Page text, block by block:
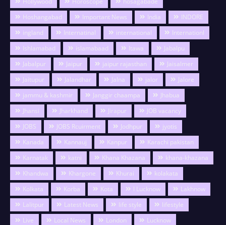
Hoshangabad
Important News India
INDORE
ingland
Internatinal international
Internationl
Ishlamabad
islamabaad Itawa
Jabalpu
Jabalpur
Jaipur jaipur rajasthan
Jaisalmer
Jaitupur
Jalandhar Jalna jalor
Jalore
jammu & kashmir
Janggir chaampa
Jhabua
Jhansi
Jharkhand Jirapur
JOB vacancy
JOBS
JOBS Rcuirment Jodhpur
jyotis
Kanada
Kannauj Kanpur
Karachi pakistan
Karnatak
katni Khana Khazana
khana-khazana
Khandwa
Khargone Khurai
kolakata
Kolkata
Korba Kota l Lucknow
Lakhnow
Lalitpur
Latest News life style
lifestyle
Live
Local News London
Lucknow